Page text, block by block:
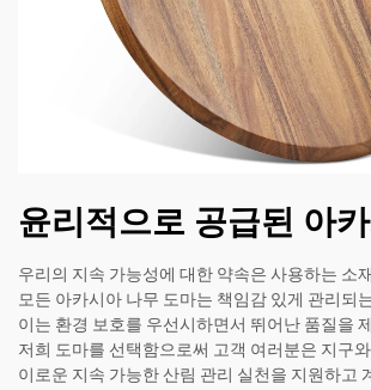
윤리적으로 공급된 아
우리의 지속 가능성에 대한 약속은 사용하는 소
모든 아카시아 나무 도마는 책임감 있게 관리되
이는 환경 보호를 우선시하면서 뛰어난 품질을
저희 도마를 선택함으로써 고객 여러분은 지구
이로운 지속 가능한 산림 관리 실천을 지원하고